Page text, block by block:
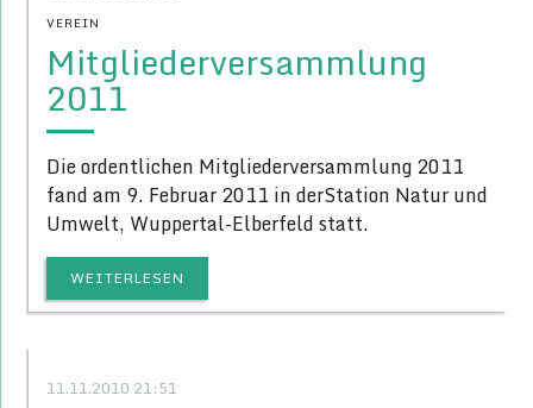
VEREIN
Mitgliederversammlung
2011
Die ordentlichen Mitgliederversammlung 2011
fand am 9. Februar 2011 in derStation Natur und
Umwelt, Wuppertal-Elberfeld statt.
WEITERLESEN
11.11.2010 21:51